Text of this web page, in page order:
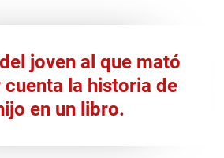
joven al que mató
cuenta la historia de
en un libro.